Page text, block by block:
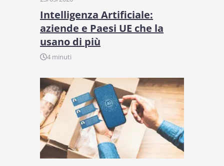
Intelligenza Artificiale:
aziende e Paesi UE che la
usano di più
4 minuti